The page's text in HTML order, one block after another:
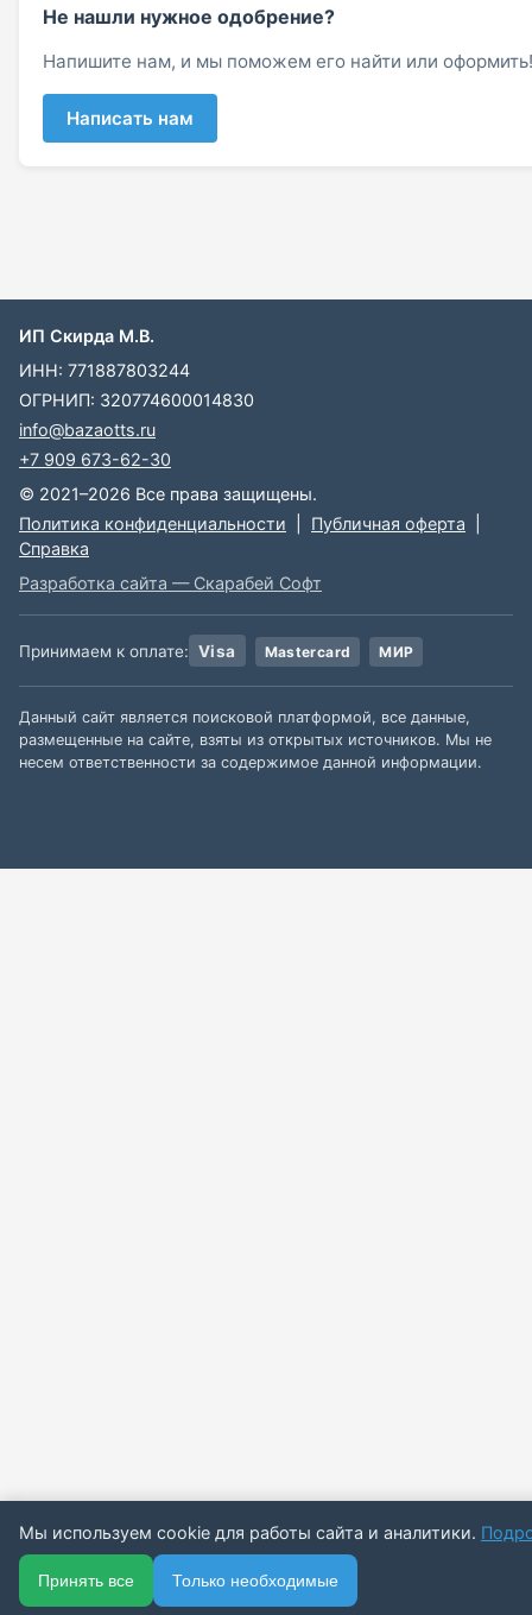
Не нашли нужное одобрение?
Напишите нам, и мы поможем его найти или оформить!
Написать нам
ИП Скирда М.В.
ИНН: 771887803244
ОГРНИП: 320774600014830
info@bazaotts.ru
+7 909 673-62-30
© 2021–2026 Все права защищены.
Политика конфиденциальности
Публичная оферта
Справка
Разработка сайта — Скарабей Софт
Принимаем к оплате: Visa Mastercard МИР
Данный сайт является поисковой платформой, все данные,
размещенные на сайте, взяты из открытых источников. Мы не
несем ответственности за содержимое данной информации.
🏠
Главная
📋
Каталог
📅
Подписки
Мы используем cookie для работы сайта и аналитики.
Принять все Только необходимые